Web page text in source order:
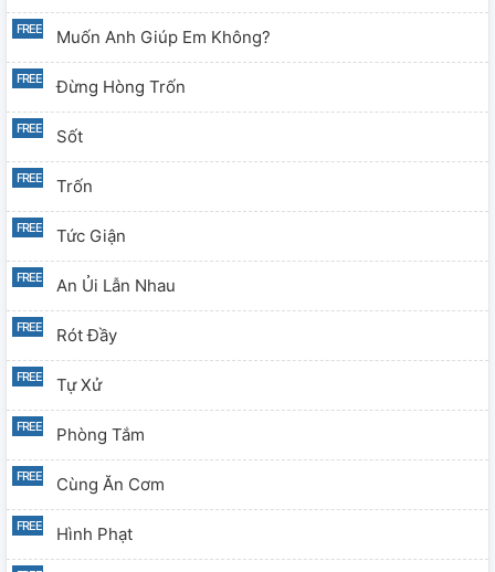
Muốn Anh Giúp Em Không?
Đừng Hòng Trốn
Sốt
Trốn
Tức Giận
An Ủi Lẫn Nhau
Rót Đầy
Tự Xử
Phòng Tắm
Cùng Ăn Cơm
Hình Phạt